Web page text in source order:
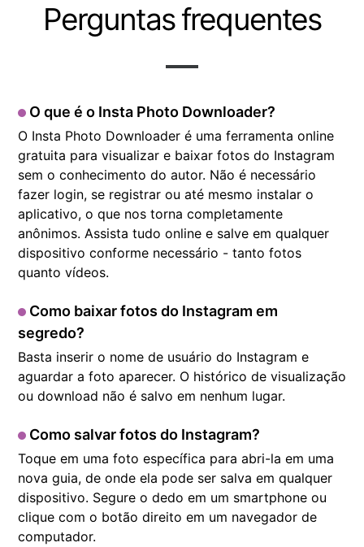
Perguntas frequentes
O que é o Insta Photo Downloader?
O Insta Photo Downloader é uma ferramenta online
gratuita para visualizar e baixar fotos do Instagram
sem o conhecimento do autor. Não é necessário
fazer login, se registrar ou até mesmo instalar o
aplicativo, o que nos torna completamente
anônimos. Assista tudo online e salve em qualquer
dispositivo conforme necessário - tanto fotos
quanto vídeos.
Como baixar fotos do Instagram em
segredo?
Basta inserir o nome de usuário do Instagram e
aguardar a foto aparecer. O histórico de visualização
ou download não é salvo em nenhum lugar.
Como salvar fotos do Instagram?
Toque em uma foto específica para abri-la em uma
nova guia, de onde ela pode ser salva em qualquer
dispositivo. Segure o dedo em um smartphone ou
clique com o botão direito em um navegador de
computador.